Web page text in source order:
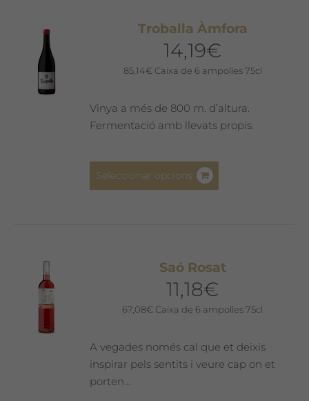
opcions
poden
a
la
Troballa Àmfora
14,19€
85,14€ Caixa de 6 ampolles 75cl
Vinya a més de 800 m. d’altura.
Fermentació amb llevats propis.
Seleccionar opcions
poden
a
la
Saó Rosat
11,18€
67,08€ Caixa de 6 ampolles 75cl
A vegades només cal que et deixis
inspirar pels sentits i veure cap on et
porten...